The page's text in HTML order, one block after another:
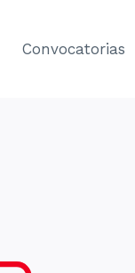
Convocatorias